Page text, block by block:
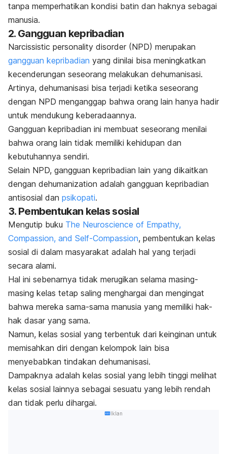
tanpa memperhatikan kondisi batin dan haknya sebagai
manusia.
2. Gangguan kepribadian
Narcissistic personality disorder (NPD) merupakan
gangguan kepribadian yang dinilai bisa meningkatkan
kecenderungan seseorang melakukan dehumanisasi.
Artinya, dehumanisasi bisa terjadi ketika seseorang
dengan NPD menganggap bahwa orang lain hanya hadir
untuk mendukung keberadaannya.
Gangguan kepribadian ini membuat seseorang menilai
bahwa orang lain tidak memiliki kehidupan dan
kebutuhannya sendiri.
Selain NPD, gangguan kepribadian lain yang dikaitkan
dengan dehumanization adalah gangguan kepribadian
antisosial dan psikopati.
3. Pembentukan kelas sosial
Mengutip buku The Neuroscience of Empathy,
Compassion, and Self-Compassion, pembentukan kelas
sosial di dalam masyarakat adalah hal yang terjadi
secara alami.
Hal ini sebenarnya tidak merugikan selama masing-
masing kelas tetap saling menghargai dan mengingat
bahwa mereka sama-sama manusia yang memiliki hak-
hak dasar yang sama.
Namun, kelas sosial yang terbentuk dari keinginan untuk
memisahkan diri dengan kelompok lain bisa
menyebabkan tindakan dehumanisasi.
Dampaknya adalah kelas sosial yang lebih tinggi melihat
kelas sosial lainnya sebagai sesuatu yang lebih rendah
dan tidak perlu dihargai.
Iklan